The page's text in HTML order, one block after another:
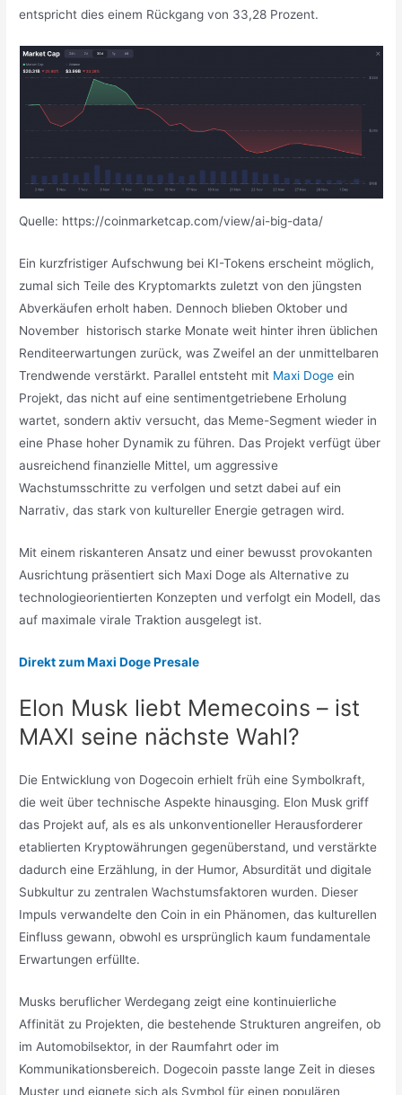
entspricht dies einem Rückgang von 33,28 Prozent.
Quelle: https://coinmarketcap.com/view/ai-big-data/
Ein kurzfristiger Aufschwung bei KI-Tokens erscheint möglich,
zumal sich Teile des Kryptomarkts zuletzt von den jüngsten
Abverkäufen erholt haben. Dennoch blieben Oktober und
November historisch starke Monate weit hinter ihren üblichen
Renditeerwartungen zurück, was Zweifel an der unmittelbaren
Trendwende verstärkt. Parallel entsteht mit Maxi Doge ein
Projekt, das nicht auf eine sentimentgetriebene Erholung
wartet, sondern aktiv versucht, das Meme-Segment wieder in
eine Phase hoher Dynamik zu führen. Das Projekt verfügt über
ausreichend finanzielle Mittel, um aggressive
Wachstumsschritte zu verfolgen und setzt dabei auf ein
Narrativ, das stark von kultureller Energie getragen wird.
Mit einem riskanteren Ansatz und einer bewusst provokanten
Ausrichtung präsentiert sich Maxi Doge als Alternative zu
technologieorientierten Konzepten und verfolgt ein Modell, das
auf maximale virale Traktion ausgelegt ist.
Direkt zum Maxi Doge Presale
Elon Musk liebt Memecoins – ist
MAXI seine nächste Wahl?
Die Entwicklung von Dogecoin erhielt früh eine Symbolkraft,
die weit über technische Aspekte hinausging. Elon Musk griff
das Projekt auf, als es als unkonventioneller Herausforderer
etablierten Kryptowährungen gegenüberstand, und verstärkte
dadurch eine Erzählung, in der Humor, Absurdität und digitale
Subkultur zu zentralen Wachstumsfaktoren wurden. Dieser
Impuls verwandelte den Coin in ein Phänomen, das kulturellen
Einfluss gewann, obwohl es ursprünglich kaum fundamentale
Erwartungen erfüllte.
Musks beruflicher Werdegang zeigt eine kontinuierliche
Affinität zu Projekten, die bestehende Strukturen angreifen, ob
im Automobilsektor, in der Raumfahrt oder im
Kommunikationsbereich. Dogecoin passte lange Zeit in dieses
Muster und eignete sich als Symbol für einen populären